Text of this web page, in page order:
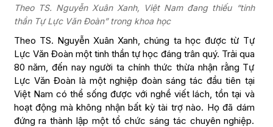
Theo TS. Nguyễn Xuân Xanh, Việt Nam đang thiếu “tinh
thần Tự Lực Văn Đoàn” trong khoa học
Theo TS. Nguyễn Xuân Xanh, chúng ta học được từ Tự
Lực Văn Đoàn một tinh thần tự học đáng trân quý. Trải qua
80 năm, đến nay người ta chính thức thừa nhận rằng Tự
Lực Văn Đoàn là một nghiệp đoàn sáng tác đầu tiên tại
Việt Nam có thể sống được với nghề viết lách, tồn tại và
hoạt động mà không nhận bất kỳ tài trợ nào. Họ đã dám
đứng ra thành lập một tổ chức sáng tác chuyên nghiệp.